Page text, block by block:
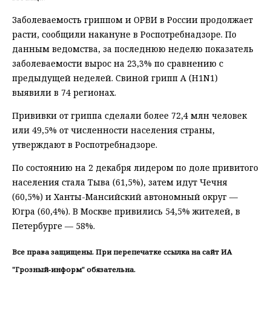
Заболеваемость гриппом и ОРВИ в России продолжает
расти, сообщили накануне в Роспотребнадзоре. По
данным ведомства, за последнюю неделю показатель
заболеваемости вырос на 23,3% по сравнению с
предыдущей неделей. Свиной грипп A (H1N1)
выявили в 74 регионах.
Прививки от гриппа сделали более 72,4 млн человек
или 49,5% от численности населения страны,
утверждают в Роспотребнадзоре.
По состоянию на 2 декабря лидером по доле привитого
населения стала Тыва (61,5%), затем идут Чечня
(60,5%) и Ханты-Мансийский автономный округ —
Югра (60,4%). В Москве привились 54,5% жителей, в
Петербурге — 58%.
Все права защищены. При перепечатке ссылка на сайт ИА
"Грозный-информ" обязательна.